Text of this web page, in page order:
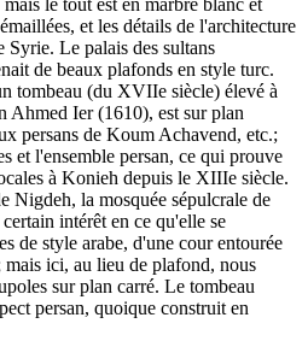
et les détails de l'architecture
Syrie. Le palais des sultans
de beaux plafonds en style turc.
tombeau (du XVIIe siècle) élevé à
Ahmed Ier (1610), est sur plan
persans de Koum Achavend, etc.;
et l'ensemble persan, ce qui prouve
à Konieh depuis le XIIIe siècle.
Nigdeh, la mosquée sépulcrale de
intérêt en ce qu'elle se
de style arabe, d'une cour entourée
ici, au lieu de plafond, nous
sur plan carré. Le tombeau
persan, quoique construit en